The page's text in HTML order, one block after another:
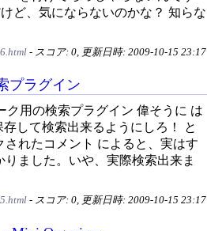
ど、気にならないのかな？ 知らな
- スコア: 0, 更新日時: 2009-10-15 23:17
プラグイン
ク用の検索プラグイン 偉そうに は
して検索出来るようにしろ！ と
れたコメント によると、実はす
ました。いや、実際検索出来ま
- スコア: 0, 更新日時: 2009-10-15 23:17